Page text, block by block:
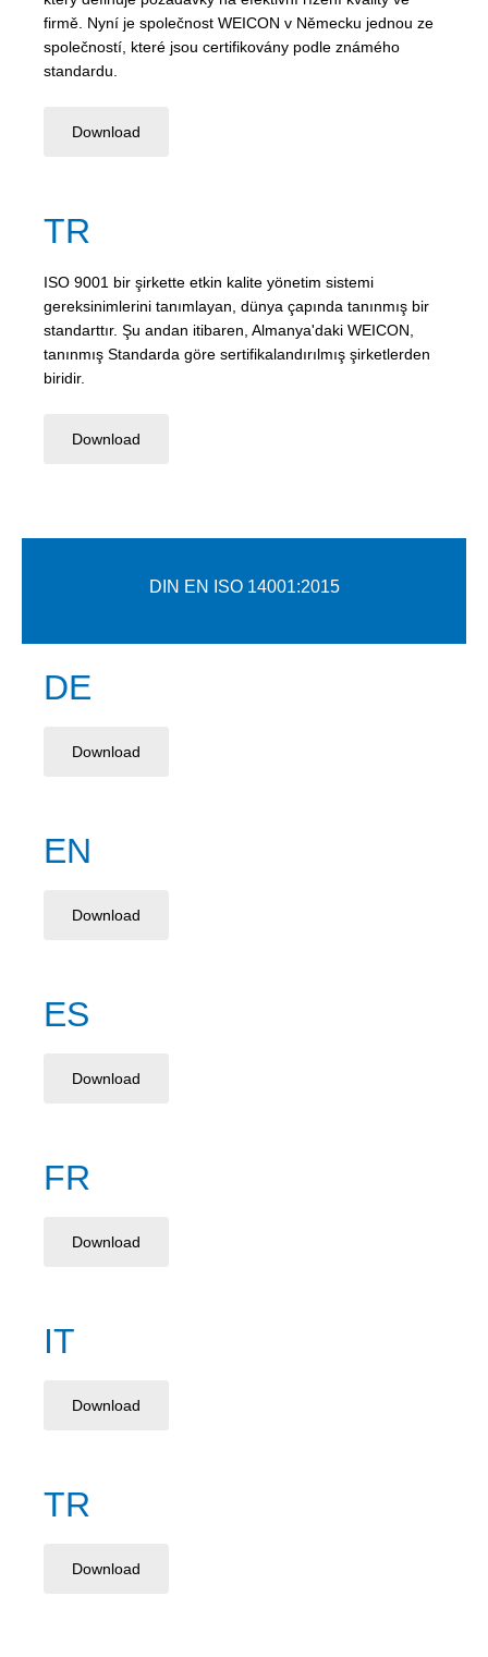
firmě. Nyní je společnost WEICON v Německu jednou ze
společností, které jsou certifikovány podle známého
standardu.
Download
TR
ISO 9001 bir şirkette etkin kalite yönetim sistemi
gereksinimlerini tanımlayan, dünya çapında tanınmış bir
standarttır. Şu andan itibaren, Almanya'daki WEICON,
tanınmış Standarda göre sertifikalandırılmış şirketlerden
biridir.
Download
DIN EN ISO 14001:2015
DE
Download
EN
Download
ES
Download
FR
Download
IT
Download
TR
Download